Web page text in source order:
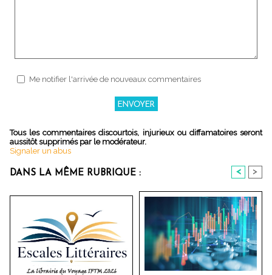
Me notifier l'arrivée de nouveaux commentaires
Tous les commentaires discourtois, injurieux ou diffamatoires seront
aussitôt supprimés par le modérateur.
Signaler un abus
DANS LA MÊME RUBRIQUE : < >